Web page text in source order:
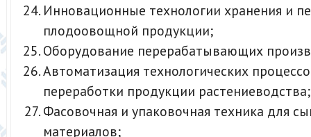
Инновационные технологии хранения и
плодоовощной продукции;
Оборудование перерабатывающих
Автоматизация технологических
переработки продукции растениеводства;
Фасовочная и упаковочная техника для
материалов;